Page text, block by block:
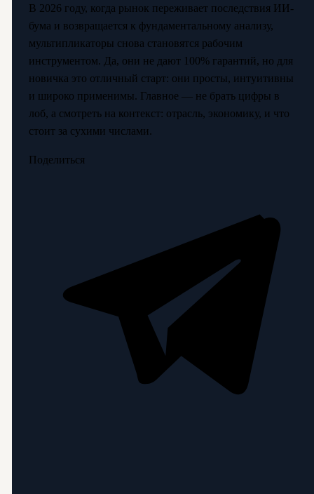
В 2026 году, когда рынок переживает последствия ИИ-
бума и возвращается к фундаментальному анализу,
мультипликаторы снова становятся рабочим
инструментом. Да, они не дают 100% гарантий, но для
новичка это отличный старт: они просты, интуитивны
и широко применимы. Главное — не брать цифры в
лоб, а смотреть на контекст: отрасль, экономику, и что
стоит за сухими числами.
Поделиться